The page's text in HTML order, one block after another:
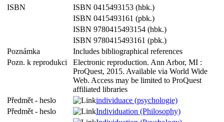
ISBN
ISBN 0415493153 (hbk.)
ISBN 0415493161 (pbk.)
ISBN 9780415493154 (hbk.)
ISBN 9780415493161 (pbk.)
Poznámka
Includes bibliographical references
Pozn. k reprodukci
Electronic reproduction. Ann Arbor, MI :
ProQuest, 2015. Available via World Wide
Web. Access may be limited to ProQuest
affiliated libraries
Předmět - heslo
individuace (psychologie)
Předmět - heslo
Individuation (Philosophy)